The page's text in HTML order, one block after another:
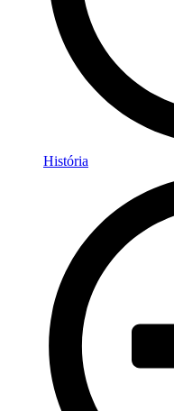
História